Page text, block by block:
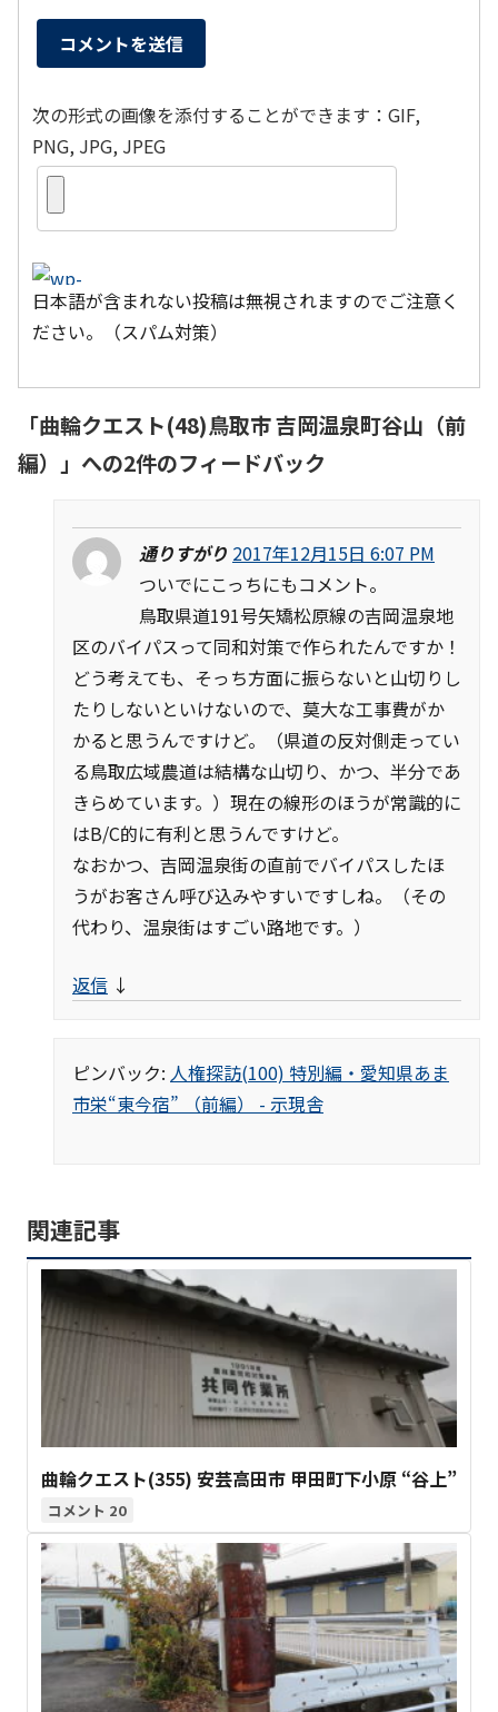
次の形式の画像を添付することができます：GIF,
PNG, JPG, JPEG
日本語が含まれない投稿は無視されますのでご注意く
ださい。（スパム対策）
「曲輪クエスト(48)鳥取市 吉岡温泉町谷山（前
編） 」への2件のフィードバック
通りすがり 2017年12月15日 6:07 PM
ついでにこっちにもコメント。
鳥取県道191号矢矯松原線の吉岡温泉地
区のバイパスって同和対策で作られたんですか！
どう考えても、そっち方面に振らないと山切りし
たりしないといけないので、莫大な工事費がか
かると思うんですけど。（県道の反対側走ってい
る鳥取広域農道は結構な山切り、かつ、半分であ
きらめています。）現在の線形のほうが常識的に
はB/C的に有利と思うんですけど。
なおかつ、吉岡温泉街の直前でバイパスしたほ
うがお客さん呼び込みやすいですしね。（その
代わり、温泉街はすごい路地です。）
返信 ↓
ピンバック: 人権探訪(100) 特別編・愛知県あま
市栄“東今宿” （前編） - 示現舎
関連記事
曲輪クエスト(355) 安芸高田市 甲田町下小原 “谷上”
20